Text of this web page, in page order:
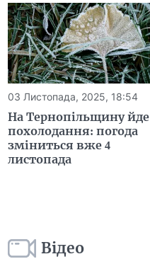
03 Листопада, 2025, 18:54
На Тернопільщину йде
похолодання: погода
зміниться вже 4
листопада
Відео